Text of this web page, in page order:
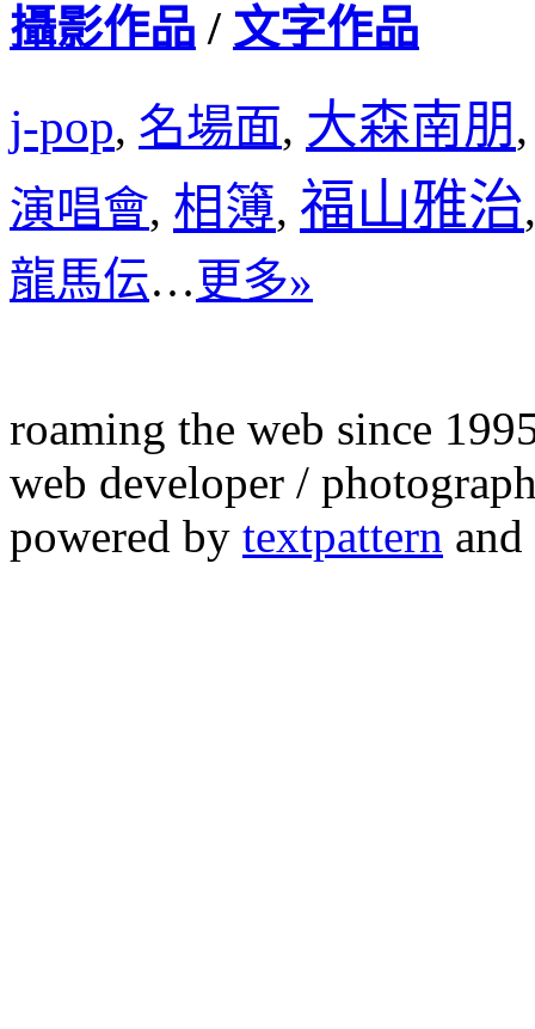
攝影作品 / 文字作品
j-pop, 名場面, 大森南朋
演唱會, 相簿, 福山雅治
龍馬伝…更多»
roaming the web since
web developer /
powered by textpattern